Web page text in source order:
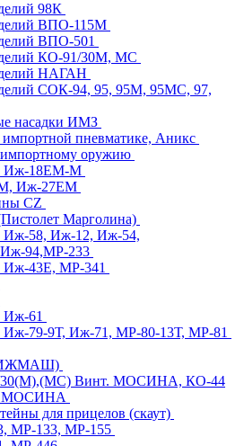
98К
ВПО-115М
ВПО-501
КО-91/30М, МС
НАГАН
СОК-94, 95, 95М, 95МС, 97,
насадки ИМЗ
пневматике, Аникс
оружию
Иж-18ЕМ-М
Иж-27ЕМ
CZ
Марголина)
Иж-58, Иж-12, Иж-54,
94,МР-233
43Е, МР-341
61
79-9Т, Иж-71, МР-80-13Т, МР-81
Винт. МОСИНА, КО-44
МОСИНА
для прицелов (скаут)
МР-133, МР-155